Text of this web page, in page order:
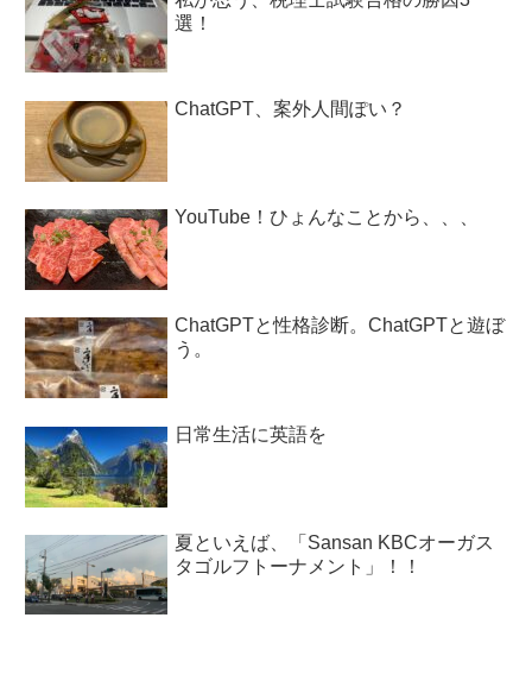
選！
ChatGPT、案外人間ぽい？
YouTube！ひょんなことから、、、
ChatGPTと性格診断。ChatGPTと遊ぼ
う。
日常生活に英語を
夏といえば、「Sansan KBCオーガス
タゴルフトーナメント」！！